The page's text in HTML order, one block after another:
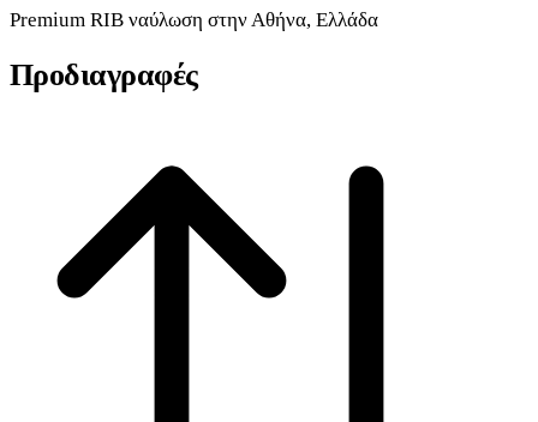
Premium RIB ναύλωση στην Αθήνα, Ελλάδα
Προδιαγραφές